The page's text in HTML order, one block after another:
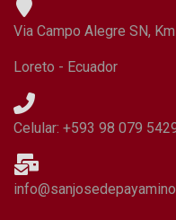
Via Campo Alegre SN,
Loreto - Ecuador
Celular: +593 98 079